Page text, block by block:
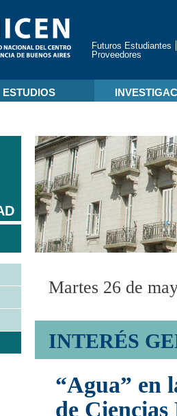
Futuros Estudiantes
Proveedores
ESTUDIOS
Martes 26 de
INTERÉS
“Agua” en
de Ciencias